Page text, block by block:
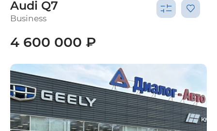
Audi Q7
Business
4 600 000 ₽